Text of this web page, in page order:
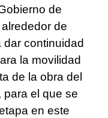
de
de
continuidad
la movilidad
de la obra del
para el que se
en este